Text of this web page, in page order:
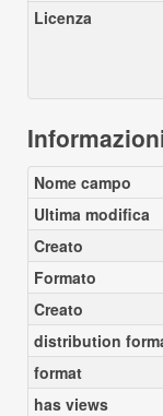
Licenza
Nome campo
Ultima modifica
Creato
Formato
Creato
distribution
format
has views